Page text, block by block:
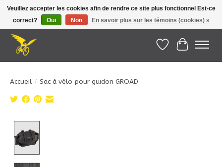
Le Pédalier | Îles de la Madeleine |info@lepedalier.com| 1-418-986-2965
Liste dePanier
Accueil / Sac à vélo pour guidon GROAD
Veuillez accepter les cookies afin de rendre ce site plus fonctionnel Est-ce
correct?
Oui Non En savoir plus sur les témoins (cookies) »